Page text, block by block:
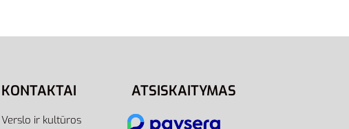
Į krepšelį
KONTAKTAI
Verslo ir kultūros
ATSISKAITYMAS